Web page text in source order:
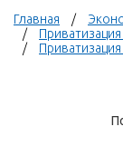
Главная